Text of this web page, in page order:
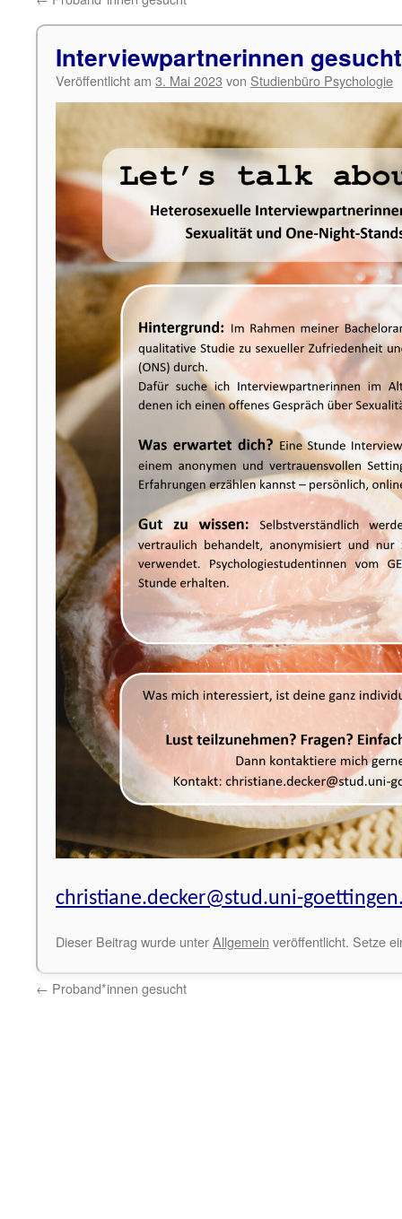
Interviewpartnerinnen gesucht
Veröffentlicht am 3. Mai 2023 von Studienbüro Psychologie
christiane.decker@stud.uni-
Dieser Beitrag wurde unterAllgemein veröffentlicht. Setze
← Proband*innen gesucht